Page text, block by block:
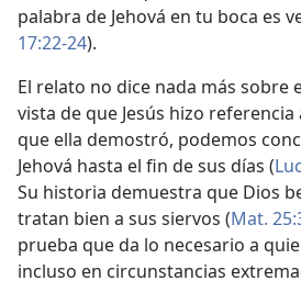
palabra de Jehová en tu boca es
17:22-24).
El relato no dice nada más sobre
vista de que Jesús hizo
que ella demostró, podemos
Jehová hasta el fin de sus días (
Su historia demuestra que Dios
tratan bien a sus siervos (Mat.
prueba que da lo necesario a
incluso en circunstancias